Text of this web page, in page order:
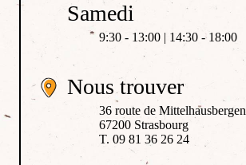
Samedi
9:30 - 13:00 | 14:30 - 18:00
Nous trouver
36 route de Mittelhausbergen
67200 Strasbourg
T. 09 81 36 26 24